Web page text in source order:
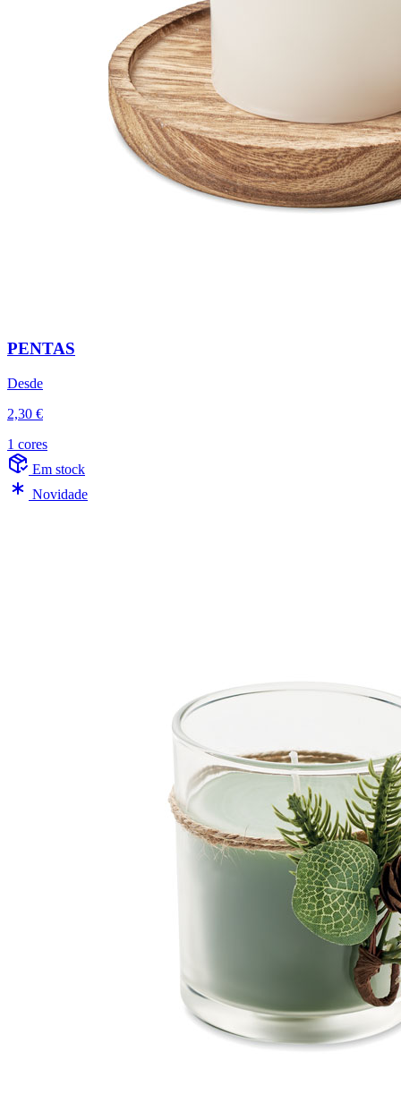
PENTAS
Desde
2,30 €
1 cores
Em stock
Novidade